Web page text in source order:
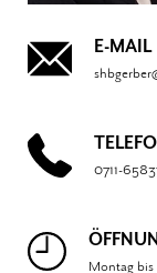
E-MAIL
0711-
Montag